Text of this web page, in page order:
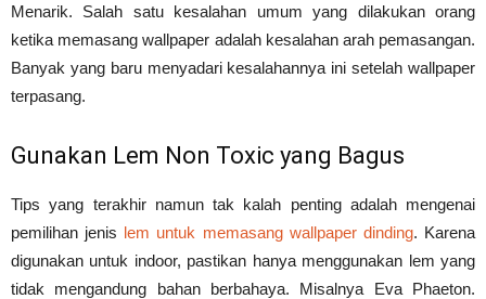
Menarik. Salah satu kesalahan umum yang dilakukan orang
ketika memasang wallpaper adalah kesalahan arah pemasangan.
Banyak yang baru menyadari kesalahannya ini setelah wallpaper
terpasang.
Gunakan Lem Non Toxic yang Bagus
Tips yang terakhir namun tak kalah penting adalah mengenai
pemilihan jenis lem untuk memasang wallpaper dinding. Karena
digunakan untuk indoor, pastikan hanya menggunakan lem yang
tidak mengandung bahan berbahaya. Misalnya Eva Phaeton.